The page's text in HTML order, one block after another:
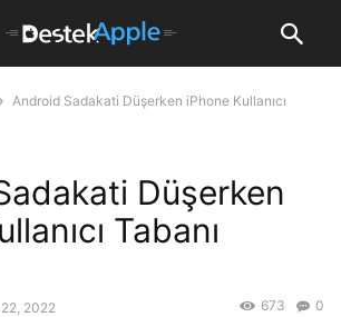
Android Sadakati Düşerken iPhone Kullanıcı
Düşerken
Tabanı
22, 2022 0
673